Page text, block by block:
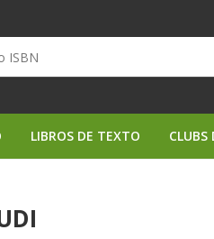
LIBROS DE TEXTO CLUBS